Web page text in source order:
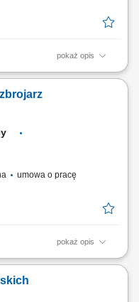
pokaż opis
w formach i deskowaniach
struktur drewnianych oraz
przy wznoszeniu obiektów
umowa o pracę
pokaż opis
szkieletów
Wykonywanie prostych,
procesy budowlane.